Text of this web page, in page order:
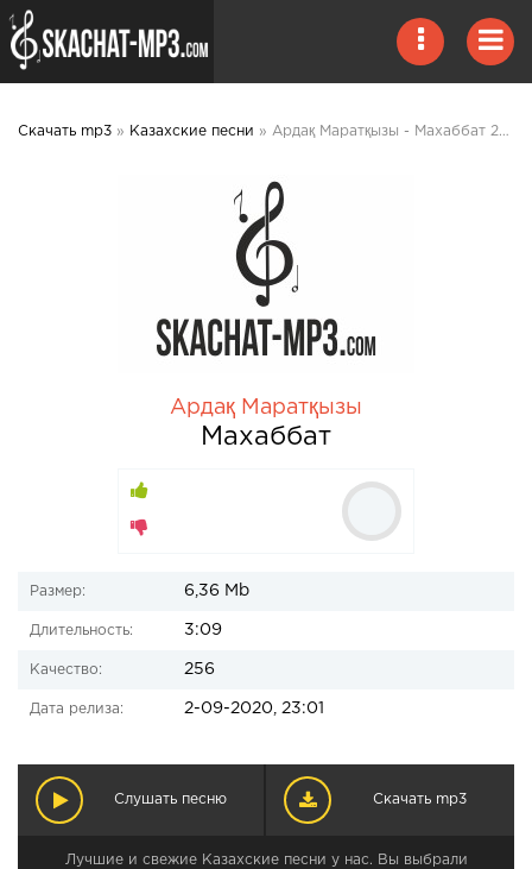
Скачать mp3 » Казахские песни » Ардақ Маратқызы - Махаббат 2020 mp3 скачать
Ардақ Маратқызы
Махаббат
Размер: 6,36 Mb
Длительность: 3:09
Качество: 256
Дата релиза: 2-09-2020, 23:01
Слушать песню Скачать mp3
Лучшие и свежие Казахские песни у нас. Вы выбрали